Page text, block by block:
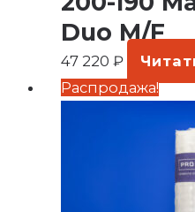
Duo M/F
47 220₽
Распродажа!